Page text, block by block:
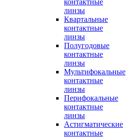
контактные
линзы
Квартальные
контактные
линзы
Полугодовые
контактные
линзы
Мультифокальные
контактные
линзы
Перифокальные
контактные
линзы
Астигматические
контактные